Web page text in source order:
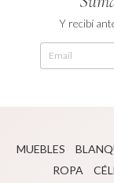
Y recibí
MUEBLES
ROPA